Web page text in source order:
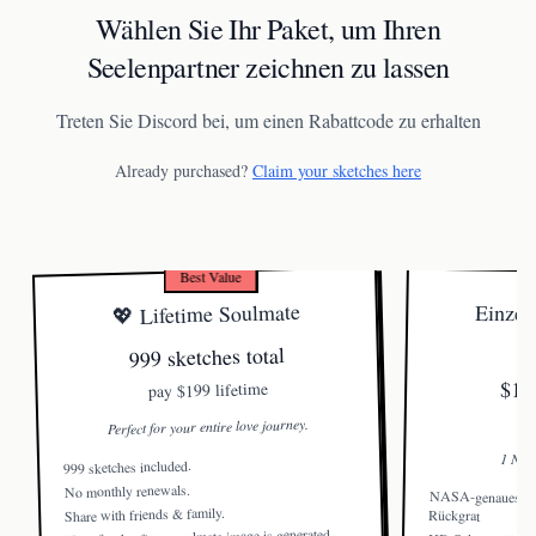
Wählen Sie Ihr Paket, um Ihren
Seelenpartner zeichnen zu lassen
Treten Sie Discord bei, um einen Rabattcode zu erhalten
Already purchased? Claim your sketches here
Best Value
💖 Lifetime Soulmate
999 sketches total
pay $199 lifetime
Perfect for your entire love journey.
999 sketches included.
No monthly renewals.
Share with friends & family.
1
NASA-genaues
Rückgrat